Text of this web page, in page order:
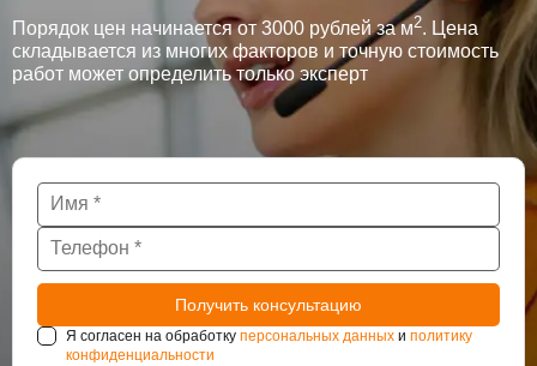
Порядок цен начинается от 3000 рублей за м2. Цена
складывается из многих факторов и точную стоимость
работ может определить только эксперт
Я согласен на обработку персональных данных и политику
конфиденциальности